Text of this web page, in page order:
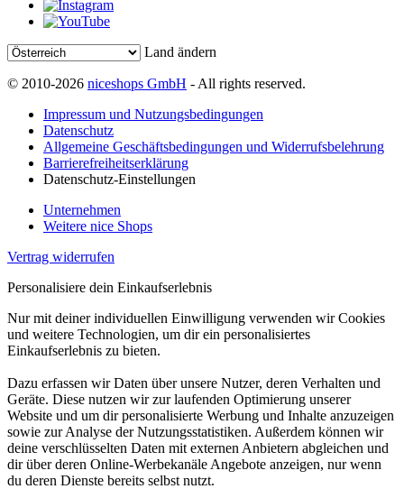
Land ändern
© 2010-2026 niceshops GmbH - All rights reserved.
Impressum und Nutzungsbedingungen
Datenschutz
Allgemeine Geschäftsbedingungen und Widerrufsbelehrung
Barrierefreiheitserklärung
Datenschutz-Einstellungen
Unternehmen
Weitere nice Shops
Vertrag widerrufen
Personalisiere dein Einkaufserlebnis
Nur mit deiner individuellen Einwilligung verwenden wir Cookies
und weitere Technologien, um dir ein personalisiertes
Einkaufserlebnis zu bieten.
Dazu erfassen wir Daten über unsere Nutzer, deren Verhalten und
Geräte. Diese nutzen wir zur laufenden Optimierung unserer
Website und um dir personalisierte Werbung und Inhalte anzuzeigen
sowie zur Analyse der Nutzungsstatistiken. Außerdem können wir
deine verschlüsselten Daten mit externen Anbietern abgleichen und
dir über deren Online-Werbekanäle Angebote anzeigen, nur wenn
du deren Dienste bereits selbst nutzt.